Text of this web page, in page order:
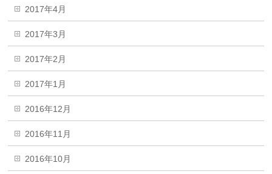
2017年4月
2017年3月
2017年2月
2017年1月
2016年12月
2016年11月
2016年10月